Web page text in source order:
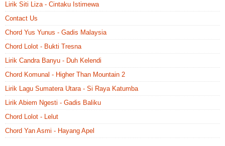
Lirik Siti Liza - Cintaku Istimewa
Contact Us
Chord Yus Yunus - Gadis Malaysia
Chord Lolot - Bukti Tresna
Lirik Candra Banyu - Duh Kelendi
Chord Komunal - Higher Than Mountain 2
Lirik Lagu Sumatera Utara - Si Raya Katumba
Lirik Abiem Ngesti - Gadis Baliku
Chord Lolot - Lelut
Chord Yan Asmi - Hayang Apel